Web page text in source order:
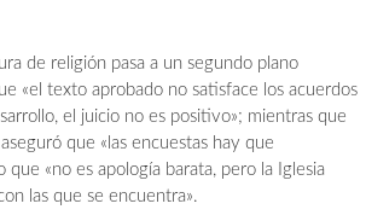
de religión pasa a un segundo plano
«el texto aprobado no satisface los acuerdos
el juicio no es positivo»; mientras que
que «las encuestas hay que
«no es apología barata, pero la Iglesia
las que se encuentra».